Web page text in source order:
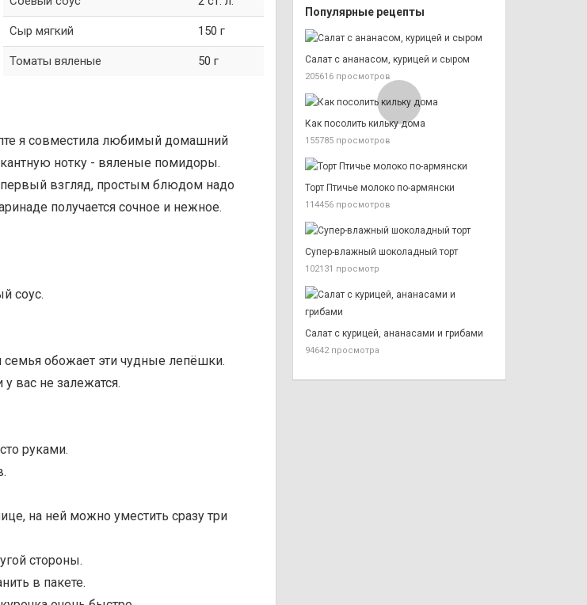
Сыр мягкий 150 г
Томаты вяленые 50 г
я совместила любимый домашний
нотку - вяленые помидоры.
первый взгляд, простым блюдом надо
получается сочное и нежное.
соус.
семья обожает эти чудные лепёшки.
вас не залежатся.
руками.
на ней можно уместить сразу три
стороны.
в пакете.
Популярные рецепты
Салат с ананасом, курицей и сыром
205616 просмотров
Как посолить кильку дома
155785 просмотров
Торт Птичье молоко по-армянски
114456 просмотров
Супер-влажный шоколадный торт
102131 просмотр
Салат с курицей, ананасами и грибами
94642 просмотра